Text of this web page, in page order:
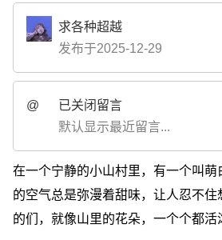
求各种超越
发布于2025-12-29
@
已关闭留言
默认显示最近留言...
在一个宁静的小山村里，有一个叫
的空气总是弥漫着甜味，让人忍不
的们，就像山里的花朵，一个个都活